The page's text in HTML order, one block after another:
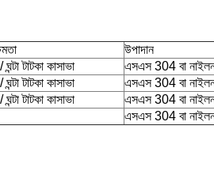
উপাদান
টাটকা কাসাভা
এসএস 304 বা
টাটকা কাসাভা
এসএস 304 বা
টাটকা কাসাভা
এসএস 304 বা
এসএস 304 বা